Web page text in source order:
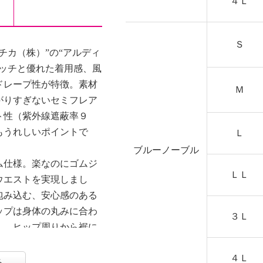
カ（株）”の“アルディ
チと優れた着用感、風
ープ性が特徴。素材
すぎないセミフレア
（紫外線遮蔽率９
うれしいポイントで
様。楽なのにゴムジ
ストを実現しまし
込む、安心感のある
は身体の丸みに合わ
ヒップ周りから裾に
ブルーノーブル
Ｓ
Ｍ
Ｌ
ＬＬ
３Ｌ
４Ｌ